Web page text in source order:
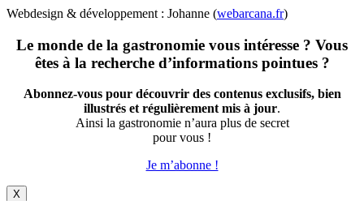
Webdesign & développement : Johanne (webarcana.fr)
Le monde de la gastronomie vous intéresse ? Vous
êtes à la recherche d’informations pointues ?
Abonnez-vous pour découvrir des contenus exclusifs, bien
illustrés et régulièrement mis à jour.
Ainsi la gastronomie n’aura plus de secret
pour vous !
Je m’abonne !
X